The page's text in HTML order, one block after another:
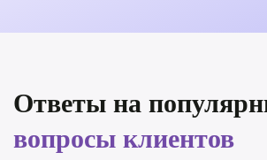
Ответы на
вопросы клиентов